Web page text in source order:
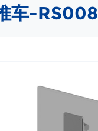
车-RS008